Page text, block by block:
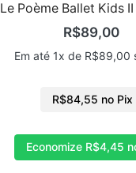
Le Poème Ballet Kids
R$89,00
Em até 1x de R$89,00
R$84,55 no Pix
Economize R$4,45